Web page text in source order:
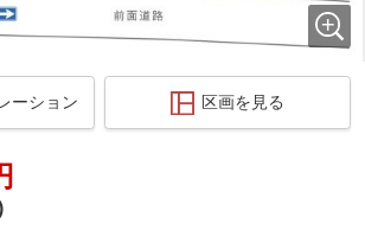
ーション 区画を見る